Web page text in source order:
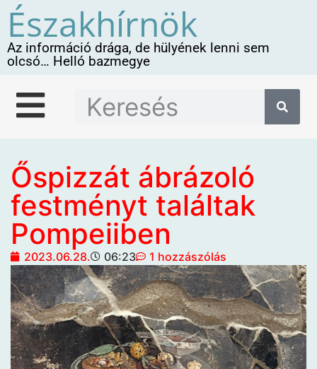
Északhírnök
Az információ drága, de hülyének lenni sem
olcsó… Helló bazmegye
Őspizzát ábrázoló
festményt találtak
Pompeiiben
2023.06.28. 06:23 1 hozzászólás